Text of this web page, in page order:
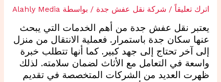
اترك تعليقاً / شركة نقل عفش جدة / بواسطة Alahly Media
يعتبر نقل عفش جدة من أهم الخدمات التي يبحث
عنها سكان جدة باستمرار. فعملية الانتقال من منزل
إلى آخر تحتاج إلى جهد كبير. كما أنها تتطلب خبرة
واسعة في التعامل مع الأثاث لضمان سلامته. لذلك
ظهرت العديد من الشركات المتخصصة في تقديم